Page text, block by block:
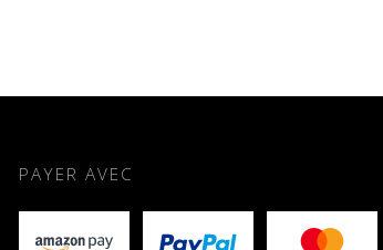
PAYER AVEC